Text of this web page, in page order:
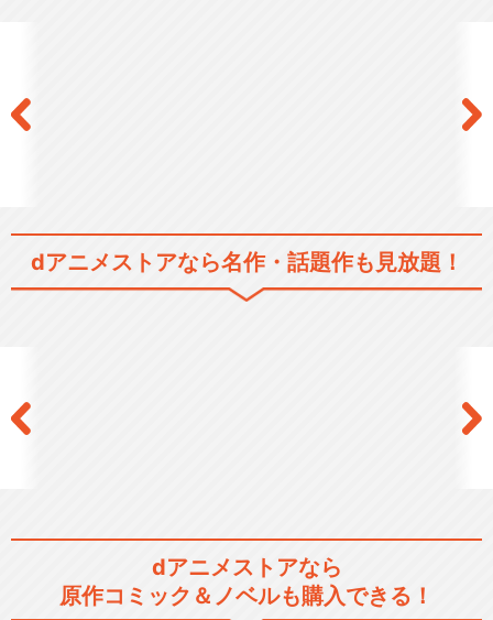
舞台「Paradox Live on Sta
g…
dアニメストアなら名作・話題作も見放題！
dアニメストアなら
原作コミック＆ノベルも購入できる！